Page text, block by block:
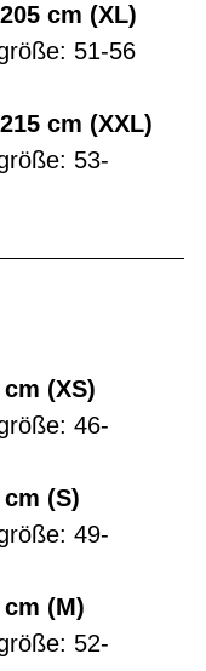
cm (XL)
51-56
cm (XXL)
53-
(XS)
46-
(S)
49-
(M)
52-